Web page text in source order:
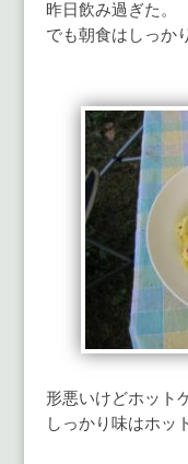
昨日飲み過ぎた
でも朝食はしっか
形悪いけどホット
しっかり味はホッ